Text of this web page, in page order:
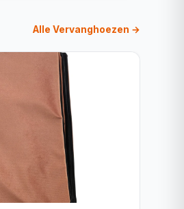
Alle Vervanghoezen →